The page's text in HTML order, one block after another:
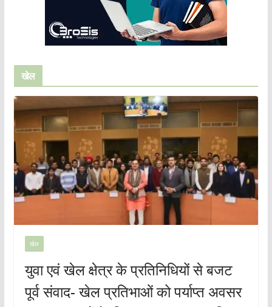
खेल
खेल
युवा एवं खेल क्षेत्र के प्रतिनिधियों से बजट
पूर्व संवाद- खेल प्रतिभाओं को पर्याप्त अवसर